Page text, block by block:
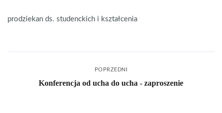
prodziekan ds. studenckich i kształcenia
POPRZEDNI
Konferencja od ucha do ucha - zaproszenie